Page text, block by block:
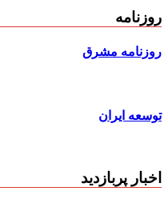
روزنامه
روزنامه مشرق
توسعه ایران
اخبار پربازدید